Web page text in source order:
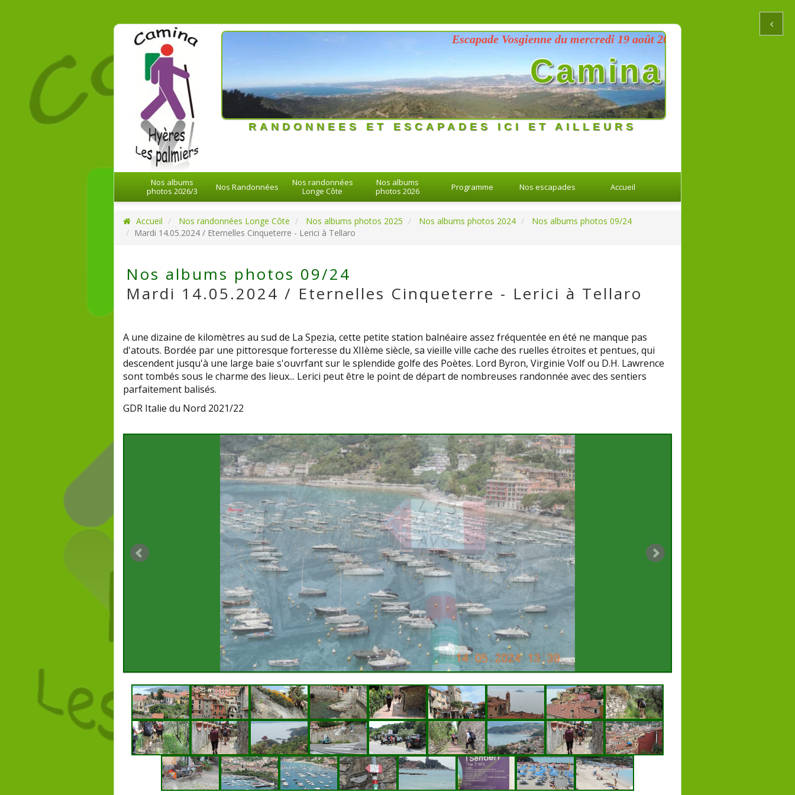
Escapade Vosgienne du mercredi 19 août 2026 au dimanche 23 août 2026
Camina
RANDONNEES ET ESCAPADES ICI ET AILLEURS
Nos albums
photos 2026/3
Nos Randonnées
Nos randonnées
Longe Côte
Nos albums
photos 2026
Programme Nos escapades Accueil
Accueil Nos randonnées Longe Côte Nos albums photos 2025 Nos albums photos 2024
Nos albums photos 09/24
Mardi 14.05.2024 / Eternelles Cinqueterre - Lerici à Tellaro
Nos albums photos 09/24
Mardi 14.05.2024 / Eternelles Cinqueterre - Lerici à Tellaro
A une dizaine de kilomètres au sud de La Spezia, cette petite station balnéaire assez fréquentée en été ne manque pas
d'atouts. Bordée par une pittoresque forteresse du XIIème siècle, sa vieille ville cache des ruelles étroites et pentues, qui
descendent jusqu'à une large baie s'ouvrfant sur le splendide golfe des Poètes. Lord Byron, Virginie Volf ou D.H. Lawrence
sont tombés sous le charme des lieux... Lerici peut être le point de départ de nombreuses randonnée avec des sentiers
parfaitement balisés.
GDR Italie du Nord 2021/22